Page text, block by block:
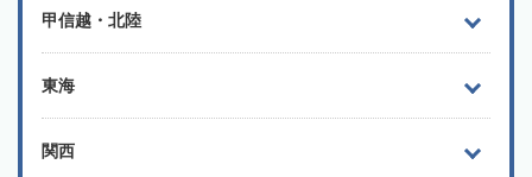
甲信越・北陸
東海
関西